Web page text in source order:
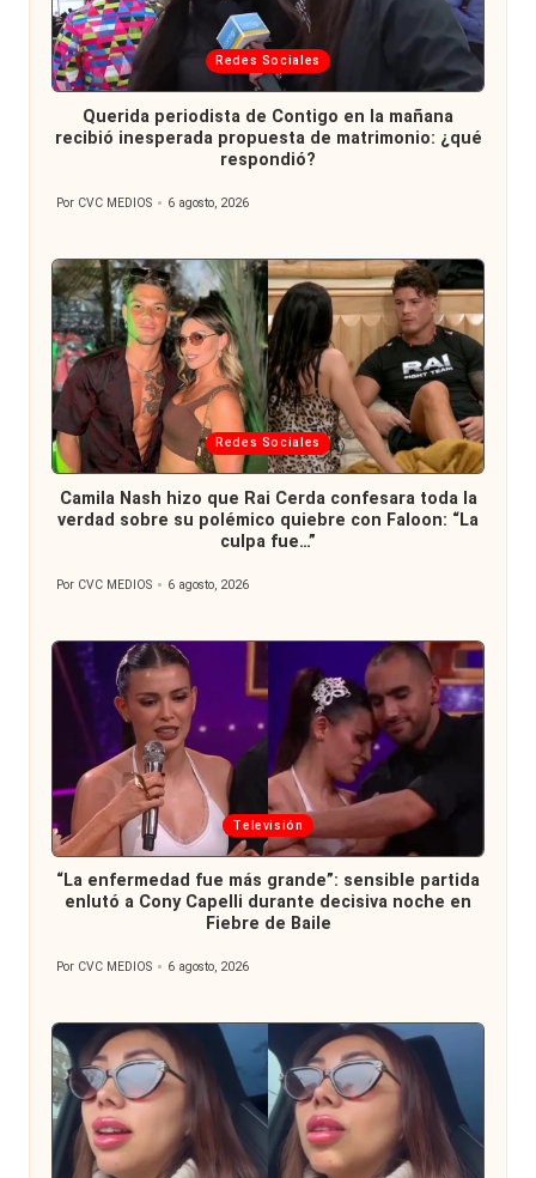
Publicada
en
Redes Sociales
Querida periodista de Contigo en la mañana
recibió inesperada propuesta de matrimonio: ¿qué
respondió?
Publicado
Por CVC MEDIOS 6 agosto, 2026
Publicada
en
Redes Sociales
Camila Nash hizo que Rai Cerda confesara toda la
verdad sobre su polémico quiebre con Faloon: “La
culpa fue…”
Publicado
Por CVC MEDIOS 6 agosto, 2026
Publicada
en
Televisión
“La enfermedad fue más grande”: sensible partida
enlutó a Cony Capelli durante decisiva noche en
Fiebre de Baile
Publicado
Por CVC MEDIOS 6 agosto, 2026